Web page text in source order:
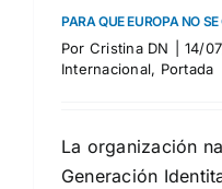
PARA QUE EUROPA NO
Por Cristina DN 14/
Internacional, Portada
La organización
Generación